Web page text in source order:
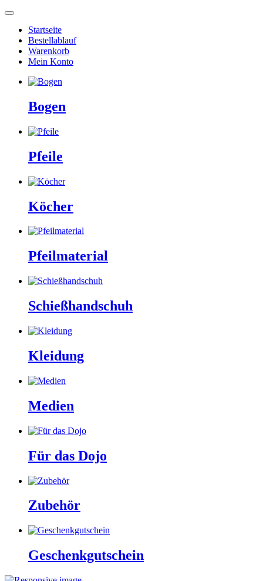
Startseite
Bestellablauf
Warenkorb
Mein Konto
Bogen
Pfeile
Köcher
Pfeilmaterial
Schießhandschuh
Kleidung
Medien
Für das Dojo
Zubehör
Geschenkgutschein